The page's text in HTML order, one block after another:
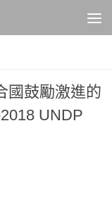
國鼓勵激進的
UNDP